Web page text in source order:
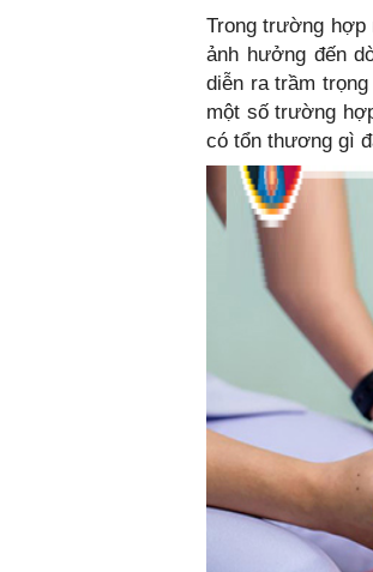
Trong trường
ảnh hưởng đến
diễn ra trầm
một số trường
có tổn thương gì